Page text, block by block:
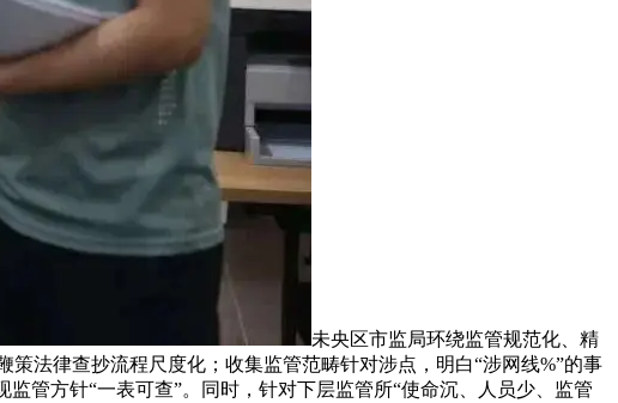
未央区市监局环绕监管规范化、精
法律查抄流程尺度化；收集监管范畴针对涉点，明白“涉网线%”的事
管方针“一表可查”。同时，针对下层监管所“使命沉、人员少、监管